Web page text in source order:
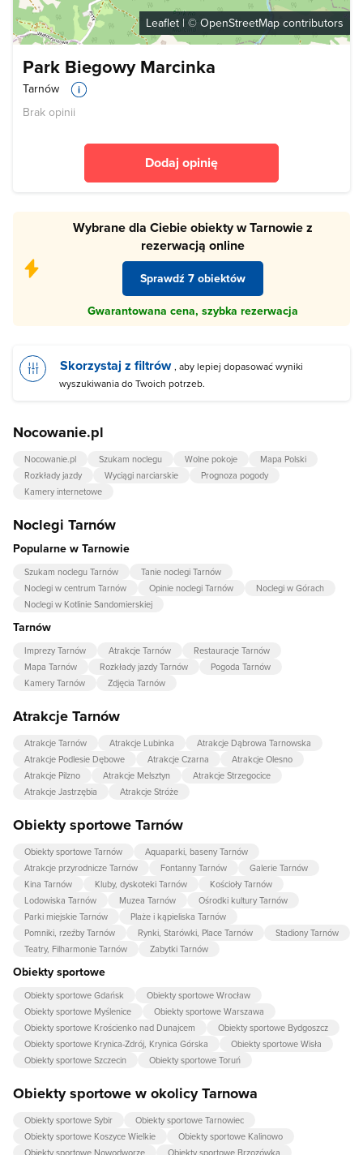
Leaflet | © OpenStreetMap contributors
Park Biegowy Marcinka
Tarnów
Brak opinii
Dodaj opinię
Wybrane dla Ciebie obiekty w Tarnowie z
rezerwacją online
Sprawdź 7 obiektów
Gwarantowana cena, szybka rezerwacja
Skorzystaj z filtrów , aby lepiej dopasować wyniki
wyszukiwania do Twoich potrzeb.
Nocowanie.pl
Nocowanie.pl Szukam noclegu Wolne pokoje
Mapa Polski
Rozkłady jazdy
Wyciągi narciarskie
Prognoza pogody
Kamery internetowe
Noclegi Tarnów
Popularne w Tarnowie
Szukam noclegu Tarnów
Tanie noclegi Tarnów
Noclegi w centrum Tarnów
Opinie noclegi Tarnów
Noclegi w Górach
Noclegi w Kotlinie Sandomierskiej
Tarnów
Imprezy Tarnów Atrakcje Tarnów
Restauracje Tarnów
Mapa Tarnów
Rozkłady jazdy Tarnów
Pogoda Tarnów
Kamery Tarnów
Zdjęcia Tarnów
Atrakcje Tarnów
Atrakcje Tarnów Atrakcje Lubinka
Atrakcje Dąbrowa Tarnowska
Atrakcje Podlesie Dębowe
Atrakcje Czarna
Atrakcje Olesno
Atrakcje Pilzno
Atrakcje Melsztyn
Atrakcje Strzegocice
Atrakcje Jastrzębia
Atrakcje Stróże
Obiekty sportowe Tarnów
Obiekty sportowe Tarnów
Aquaparki, baseny Tarnów
Atrakcje przyrodnicze Tarnów
Fontanny Tarnów
Galerie Tarnów
Kina Tarnów
Kluby, dyskoteki Tarnów
Kościoły Tarnów
Lodowiska Tarnów
Muzea Tarnów
Ośrodki kultury Tarnów
Parki miejskie Tarnów
Plaże i kąpieliska Tarnów
Pomniki, rzeźby Tarnów
Rynki, Starówki, Place Tarnów
Stadiony Tarnów
Teatry, Filharmonie Tarnów
Zabytki Tarnów
Obiekty sportowe
Obiekty sportowe Gdańsk
Obiekty sportowe Wrocław
Obiekty sportowe Myślenice
Obiekty sportowe Warszawa
Obiekty sportowe Krościenko nad Dunajcem
Obiekty sportowe Bydgoszcz
Obiekty sportowe Krynica-Zdrój, Krynica Górska
Obiekty sportowe Wisła
Obiekty sportowe Szczecin
Obiekty sportowe Toruń
Obiekty sportowe w okolicy Tarnowa
Obiekty sportowe Sybir
Obiekty sportowe Tarnowiec
Obiekty sportowe Koszyce Wielkie
Obiekty sportowe Kalinowo
Obiekty sportowe Nowodworze
Obiekty sportowe Brzozówka